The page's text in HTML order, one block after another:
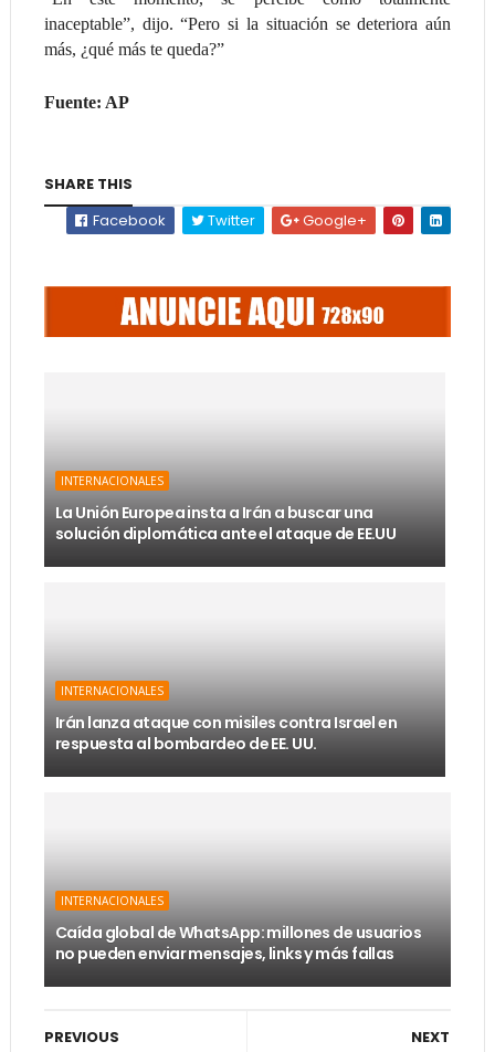
inaceptable”, dijo. “Pero si la situación se deteriora aún
más, ¿qué más te queda?”
Fuente: AP
SHARE THIS
Facebook
Twitter Google+
INTERNACIONALES
La Unión Europea insta a Irán a buscar una
solución diplomática ante el ataque de EE.UU
INTERNACIONALES
Irán lanza ataque con misiles contra Israel en
respuesta al bombardeo de EE. UU.
INTERNACIONALES
Caída global de WhatsApp: millones de usuarios
no pueden enviar mensajes, links y más fallas
NEXT
PREVIOUS